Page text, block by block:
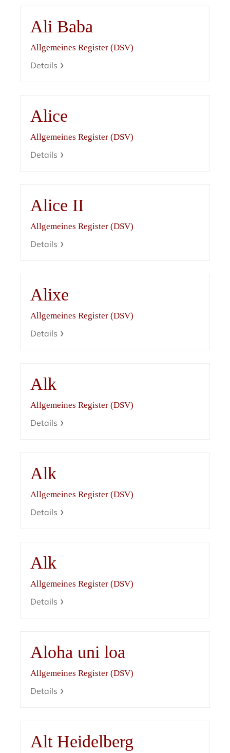
Ali Baba
Allgemeines Register (DSV)
Details
Alice
Allgemeines Register (DSV)
Details
Alice II
Allgemeines Register (DSV)
Details
Alixe
Allgemeines Register (DSV)
Details
Alk
Allgemeines Register (DSV)
Details
Alk
Allgemeines Register (DSV)
Details
Alk
Allgemeines Register (DSV)
Details
Aloha uni loa
Allgemeines Register (DSV)
Details
Alt Heidelberg